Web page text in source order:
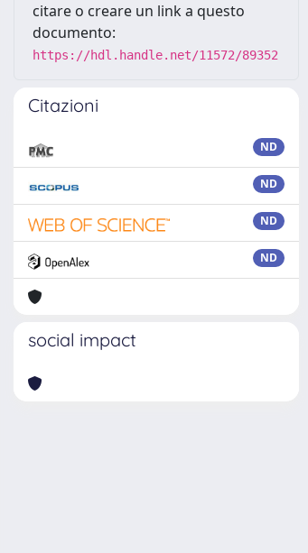
citare o creare un link a questo
documento:
https://hdl.handle.net/11572/89352
Citazioni
ND
ND
ND
ND
social impact